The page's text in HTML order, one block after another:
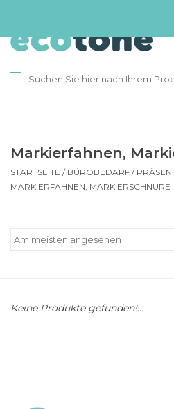
Markierfahnen,
STARTSEITE / BÜROBEDARF /
MARKIERFAHNEN, MARKIERSCHNÜRE
Keine Produkte gefunden!...